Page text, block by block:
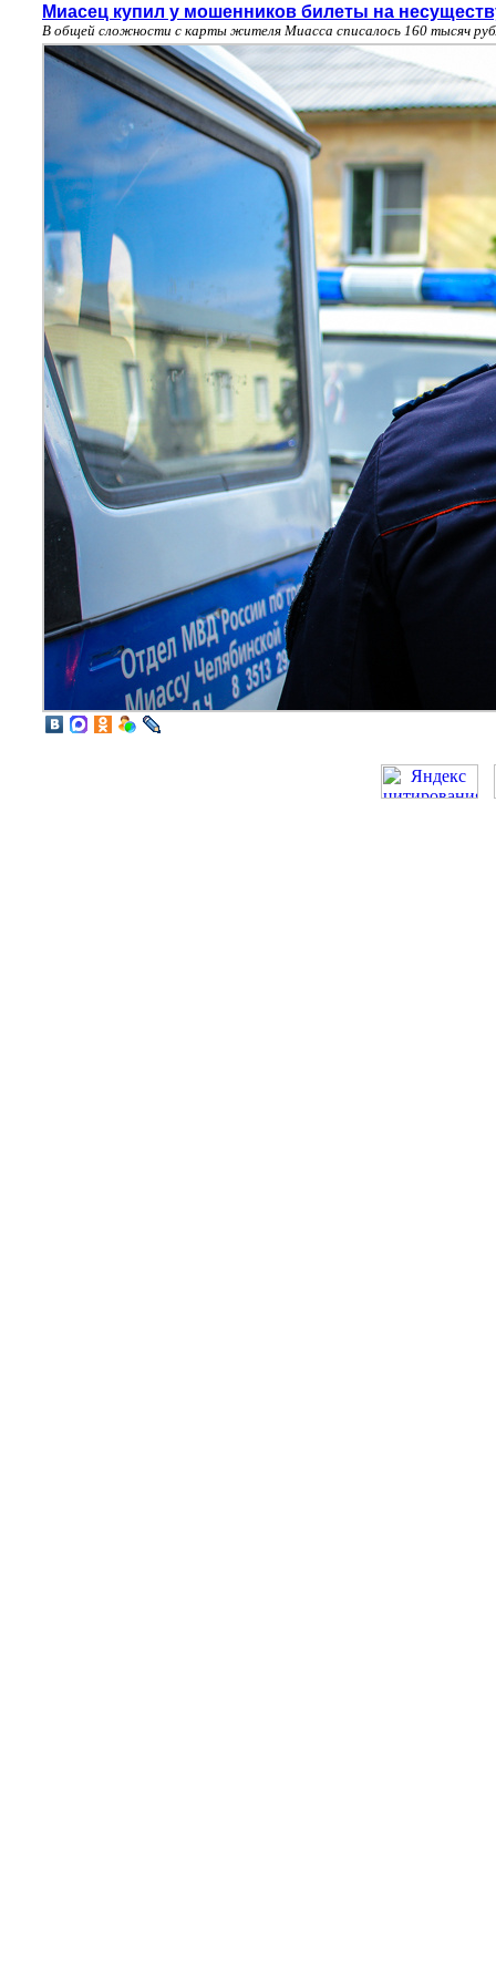
Миасец купил у мошенников билеты на
В общей сложности с карты жителя Миасса списалось 160 тысяч